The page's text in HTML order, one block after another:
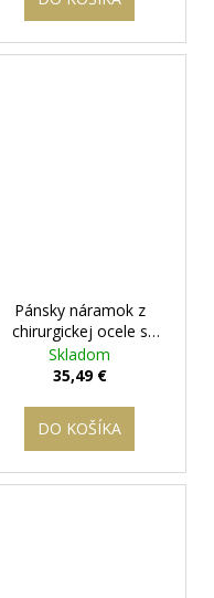
Pánsky náramok z
chirurgickej ocele s
motívom vlka
darčeková krabička
Skladom
35,49 €
DO KOŠÍKA